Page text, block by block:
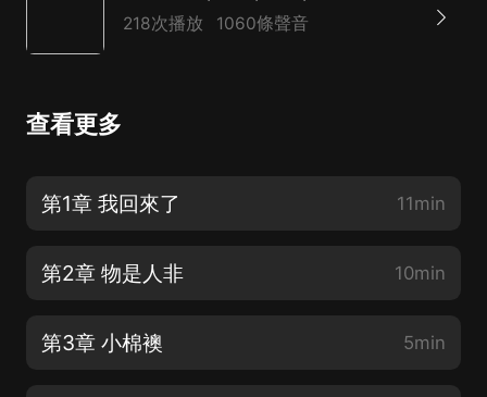
218次播放 1060條聲音
查看更多
第1章 我回來了 11min
第2章 物是人非 10min
第3章 小棉襖 5min